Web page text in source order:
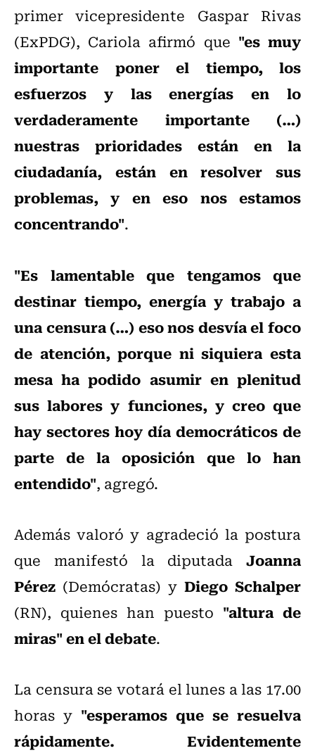
primer vicepresidente Gaspar Rivas
(ExPDG), Cariola afirmó que "es muy
importante poner el tiempo, los
esfuerzos y las energías en lo
verdaderamente importante (…)
nuestras prioridades están en la
ciudadanía, están en resolver sus
problemas, y en eso nos estamos
concentrando".
"Es lamentable que tengamos que
destinar tiempo, energía y trabajo a
una censura (…) eso nos desvía el foco
de atención, porque ni siquiera esta
mesa ha podido asumir en plenitud
sus labores y funciones, y creo que
hay sectores hoy día democráticos de
parte de la oposición que lo han
entendido", agregó.
Además valoró y agradeció la postura
que manifestó la diputada Joanna
Pérez (Demócratas) y Diego Schalper
(RN), quienes han puesto "altura de
miras" en el debate.
La censura se votará el lunes a las 17.00
horas y "esperamos que se resuelva
rápidamente. Evidentemente